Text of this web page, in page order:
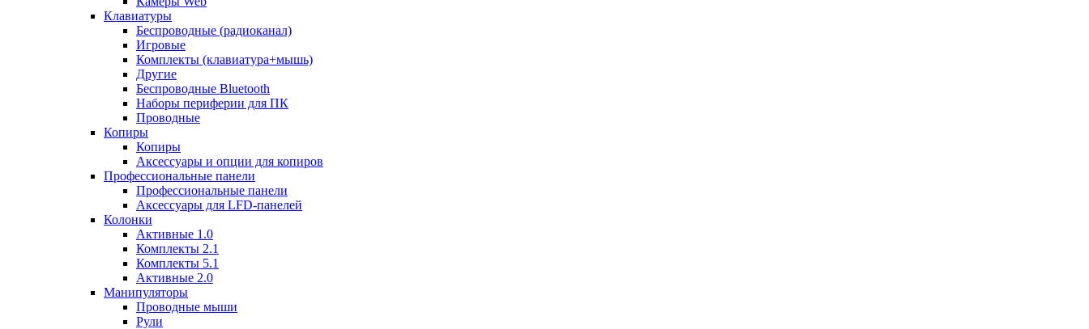
Клавиатуры
Беспроводные (радиоканал)
Игровые
Комплекты (клавиатура+мышь)
Другие
Беспроводные Bluetooth
Наборы периферии для ПК
Проводные
Копиры
Копиры
Аксессуары и опции для копиров
Профессиональные панели
Профессиональные панели
Аксессуары для LFD-панелей
Колонки
Активные 1.0
Комплекты 2.1
Комплекты 5.1
Активные 2.0
Манипуляторы
Проводные мыши
Рули